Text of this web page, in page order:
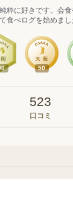
粋に好きです。会
食べログを始めまし
50
523
口コミ